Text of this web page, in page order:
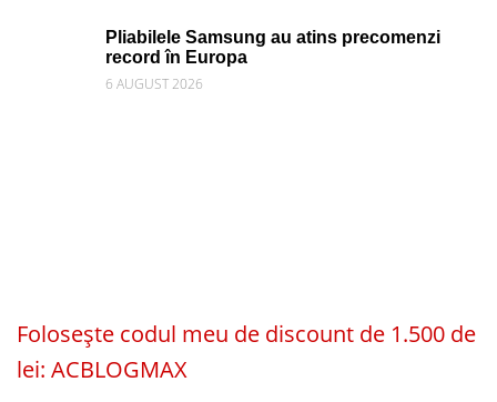
Pliabilele Samsung au atins precomenzi
record în Europa
6 AUGUST 2026
Folosește codul meu de discount de 1.500 de
lei: ACBLOGMAX